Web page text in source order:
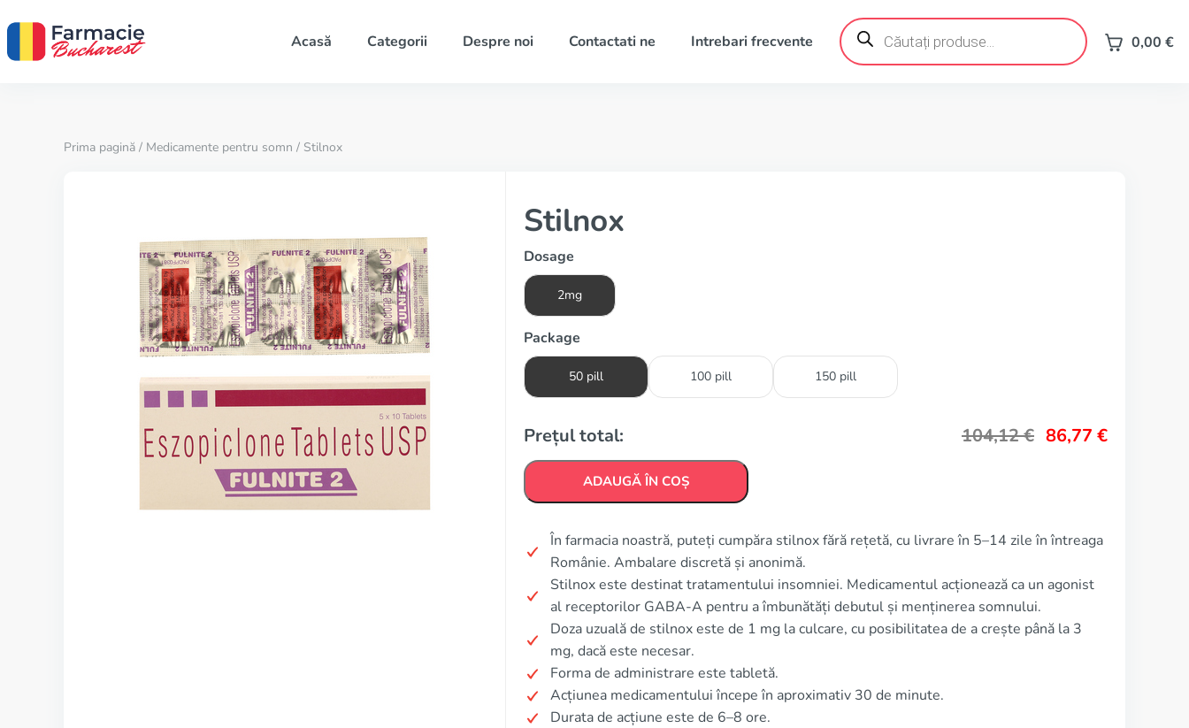
Acasă Categorii Despre noi Contactati ne Intrebari frecvente
Products
search 0,00 €
Prima pagină / Medicamente pentru somn / Stilnox
Stilnox
Dosage
2mg
Package
50 pill 100 pill 150 pill
Prețul total: 104,12€ 86,77 €
ADAUGĂ ÎN COȘ
În farmacia noastră, puteți cumpăra stilnox fără rețetă, cu livrare în 5–14 zile în întreaga
Românie. Ambalare discretă și anonimă.
Stilnox este destinat tratamentului insomniei. Medicamentul acționează ca un agonist
al receptorilor GABA-A pentru a îmbunătăți debutul și menținerea somnului.
Doza uzuală de stilnox este de 1 mg la culcare, cu posibilitatea de a crește până la 3
mg, dacă este necesar.
Forma de administrare este tabletă.
Acțiunea medicamentului începe în aproximativ 30 de minute.
Durata de acțiune este de 6–8 ore.